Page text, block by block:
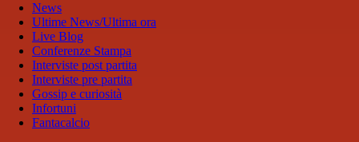
News
Ultime News/Ultima ora
Live Blog
Conferenze Stampa
Interviste post partita
Interviste pre partita
Gossip e curiosità
Infortuni
Fantacalcio